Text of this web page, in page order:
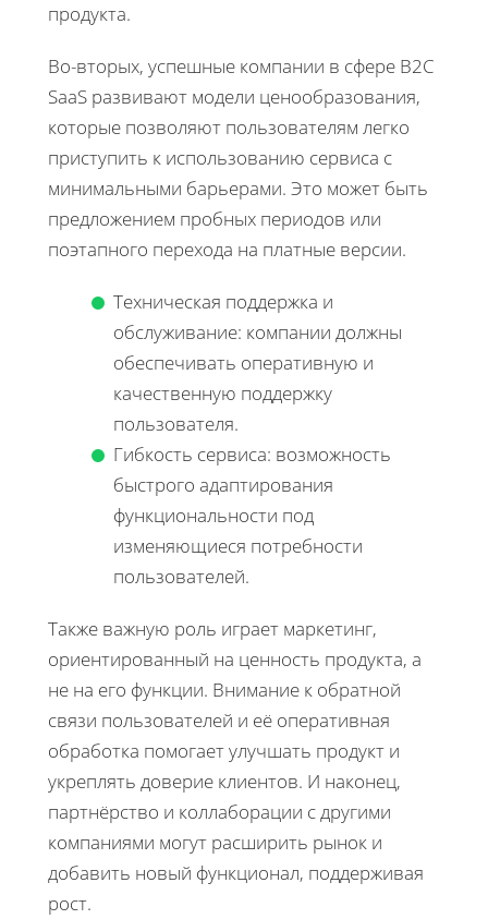
продукта.
Во-вторых, успешные компании в сфере B2C
SaaS развивают модели ценообразования,
которые позволяют пользователям легко
приступить к использованию сервиса с
минимальными барьерами. Это может быть
предложением пробных периодов или
поэтапного перехода на платные версии.
Техническая поддержка и
обслуживание: компании должны
обеспечивать оперативную и
качественную поддержку
пользователя.
Гибкость сервиса: возможность
быстрого адаптирования
функциональности под
изменяющиеся потребности
пользователей.
Также важную роль играет маркетинг,
ориентированный на ценность продукта, а
не на его функции. Внимание к обратной
связи пользователей и её оперативная
обработка помогает улучшать продукт и
укреплять доверие клиентов. И наконец,
партнёрство и коллаборации с другими
компаниями могут расширить рынок и
добавить новый функционал, поддерживая
рост.